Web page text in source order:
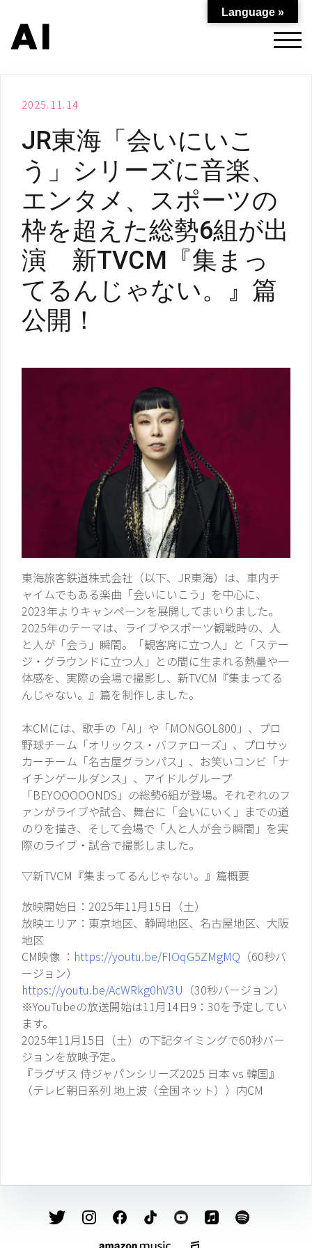
モバ
2025.11.14
JR東海「会いにいこ
う」シリーズに音楽、
エンタメ、スポーツの
枠を超えた総勢6組が出
演 新TVCM『集まっ
てるんじゃない。』篇
公開！
東海旅客鉄道株式会社（以下、JR東海）は、車内チ
ャイムでもある楽曲「会いにいこう」を中心に、
2023年よりキャンペーンを展開してまいりました。
2025年のテーマは、ライブやスポーツ観戦時の、人
と人が「会う」瞬間。「観客席に立つ人」と「ステー
ジ・グラウンドに立つ人」との間に生まれる熱量や一
体感を、実際の会場で撮影し、新TVCM『集まってる
んじゃない。』篇を制作しました。
本CMには、歌手の「AI」や「MONGOL800」、プロ
野球チーム「オリックス・バファローズ」、プロサッ
カーチーム「名古屋グランパス」、お笑いコンビ「ナ
イチンゲールダンス」、アイドルグループ
「BEYOOOOONDS」の総勢6組が登場。それぞれのフ
ァンがライブや試合、舞台に「会いにいく」までの道
のりを描き、そして会場で「人と人が会う瞬間」を実
際のライブ・試合で撮影しました。
▽新TVCM『集まってるんじゃない。』篇概要
放映開始日：2025年11月15日（土）
放映エリア：東京地区、静岡地区、名古屋地区、大阪
地区
CM映像 ： https://youtu.be/FIOqG5ZMgMQ （60秒バ
ージョン）
https://youtu.be/AcWRkg0hV3U （30秒バージョン）
※YouTubeの放送開始は11月14日9：30を予定してい
ます。
2025年11月15日（土）の下記タイミングで60秒バー
ジョンを放映予定。
『ラグザス 侍ジャパンシリーズ2025 日本 vs 韓国』
（テレビ朝日系列 地上波（全国ネット））内CM
ビ
Language »